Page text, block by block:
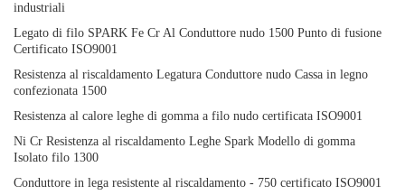
industriali
Legato di filo SPARK Fe Cr Al Conduttore nudo 1500 Punto di fusione
Certificato ISO9001
Resistenza al riscaldamento Legatura Conduttore nudo Cassa in legno
confezionata 1500
Resistenza al calore leghe di gomma a filo nudo certificata ISO9001
Ni Cr Resistenza al riscaldamento Leghe Spark Modello di gomma
Isolato filo 1300
Conduttore in lega resistente al riscaldamento - 750 certificato ISO9001